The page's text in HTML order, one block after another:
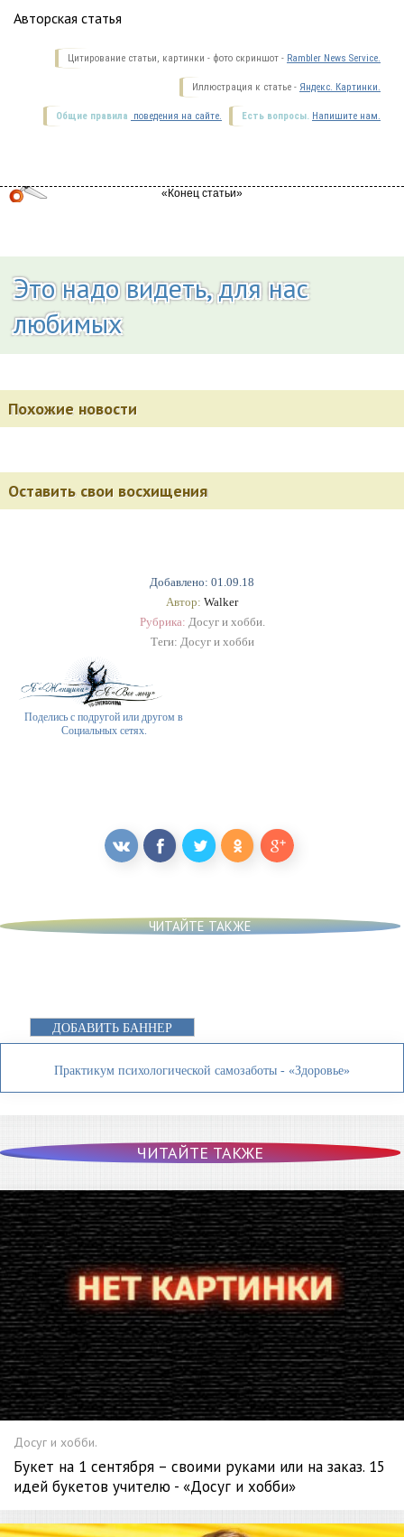
Добавлено: 01.09.18
Автор: Walker
Рубрика: Досуг и хобби.
Теги: Досуг и хобби
Поделись с подругой или другом в
Социальных сетях.
Авторская статья
Цитирование статьи, картинки - фото скриншот - Rambler News Service.
Иллюстрация к статье - Яндекс. Картинки.
Есть вопросы. Напишите нам.
Общие правила поведения на сайте.
Это надо видеть, для нас
любимых
Похожие новости
Оставить свои восхищения
ЧИТАЙТЕ ТАКЖЕ
ДОБАВИТЬ БАННЕР
Практикум психологической самозаботы - «Здоровье»
ЧИТАЙТЕ ТАКЖЕ
Досуг и хобби.
Букет на 1 сентября – своими руками или на заказ. 15
идей букетов учителю - «Досуг и хобби»